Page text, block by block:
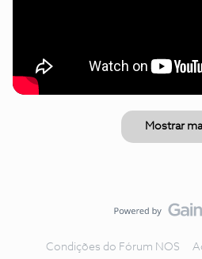
Mostrar
Condições do Fórum NOS